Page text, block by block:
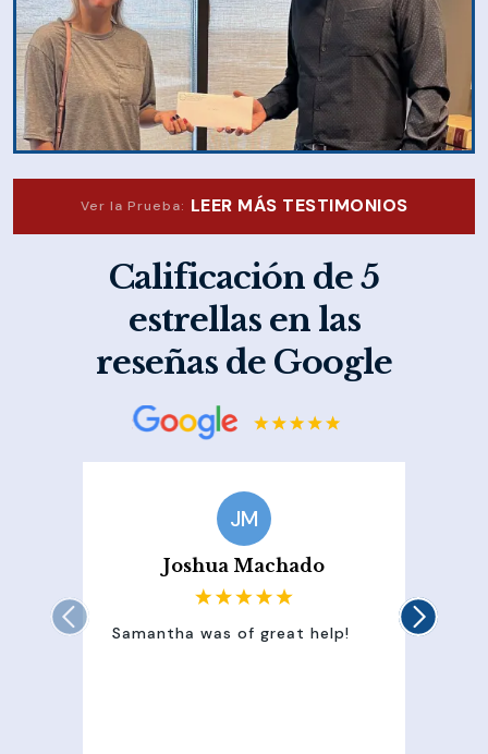
Ver la Prueba: LEER MÁS TESTIMONIOS
Calificación de 5
estrellas en las
reseñas de Google
JM
Joshua Machado
Samantha was of great help!